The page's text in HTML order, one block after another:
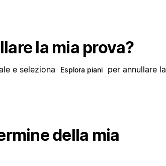
la mia prova?
e seleziona Esplora piani
per annullare la
della mia